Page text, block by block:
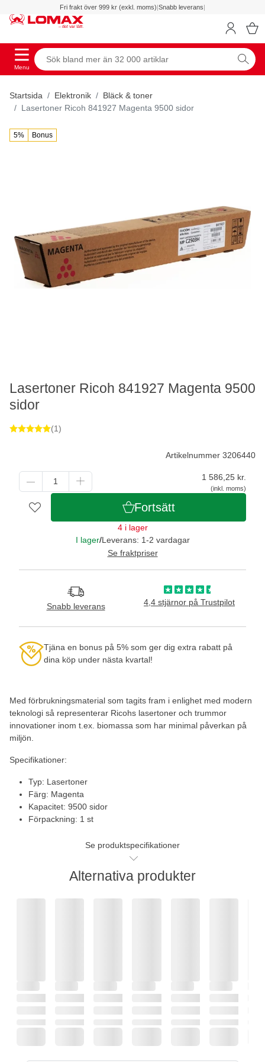
Fri frakt över 999 kr (exkl. moms)|Snabb leverans|
Menu
Startsida Elektronik
Bläck & toner
Lasertoner Ricoh 841927 Magenta 9500 sidor
5% Bonus
Med förbrukningsmaterial som tagits fram i enlighet med modern
teknologi så representerar Ricohs lasertoner och trummor
innovationer inom t.ex. biomassa som har minimal påverkan på
miljön.
Specifikationer:
Typ: Lasertoner
Färg: Magenta
Kapacitet: 9500 sidor
Förpackning: 1 st
Se produktspecifikationer
Artikelnummer 3206440
1 586,25 kr.
(inkl. moms)
Fortsätt
4 i lager
I lager/Leverans: 1-2 vardagar
Se fraktpriser
Snabb leverans 4,4 stjärnor på Trustpilot
Tjäna en bonus på 5% som ger dig extra rabatt på
dina köp under nästa kvartal!
Lasertoner Ricoh 841927 Magenta 9500
sidor
(1)
Alternativa produkter